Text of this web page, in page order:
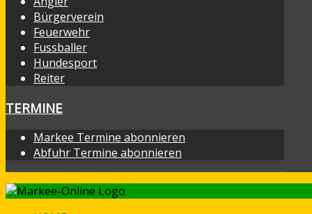
Bürgerverein
Feuerwehr
Fussballer
Hundesport
Reiter
TERMINE
Markee Termine abonnieren
Abfuhr Termine abonnieren